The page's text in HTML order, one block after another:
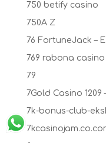
750 betify casino
750A Z
76 FortuneJack –
769 rabona casino
79
7Gold Casino 1209 –
7k-bonus-club-